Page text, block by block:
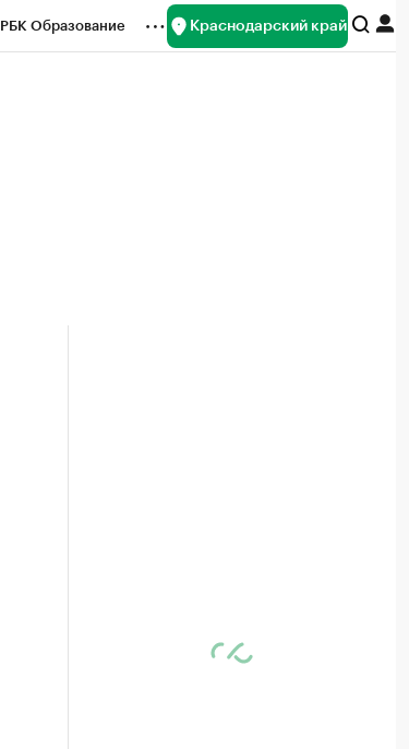
РБК Образование Краснодарский край